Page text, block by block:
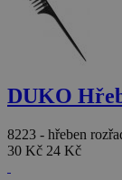
DUKO
8223 - hřeben
30 Kč 24 Kč